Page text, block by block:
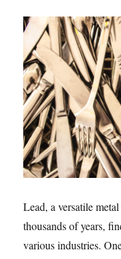
Lead, a versatile
thousands of years,
various industries.